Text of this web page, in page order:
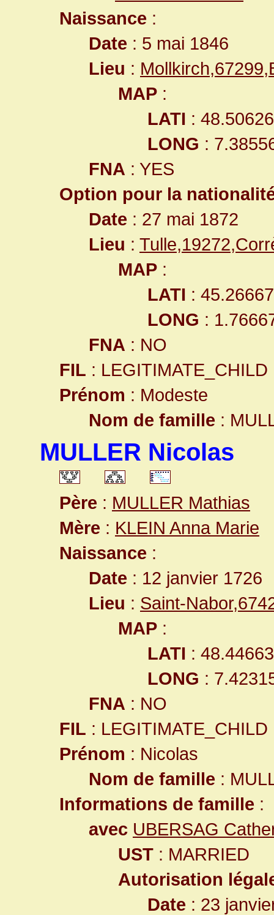
Naissance :
Date : 5 mai 1846
Lieu :
MAP :
LATI :
LONG :
FNA : YES
Option pour la
Date : 27 mai 1872
Lieu :
MAP :
LATI :
LONG :
FNA : NO
FIL : LEGITIMATE_CHILD
Prénom : Modeste
Nom de famille :
MULLER Nicolas
Père : MULLER Mathias
Mère : KLEIN Anna Marie
Naissance :
Date : 12 janvier 1726
Lieu : Saint-
MAP :
LATI :
LONG :
FNA : NO
FIL : LEGITIMATE_CHILD
Prénom : Nicolas
Nom de famille :
Informations de famille :
avec UBERSAG
UST : MARRIED
Autorisation
Date : 23